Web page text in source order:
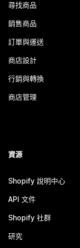
尋找商品
銷售商品
訂單與運送
商店設計
行銷與轉換
商店管理
資源
Shopify 說明中心
API 文件
Shopify 社群
研究